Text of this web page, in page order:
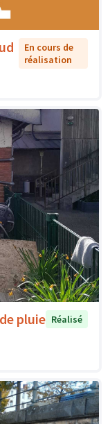
En cours de
réalisation
pluie Réalisé